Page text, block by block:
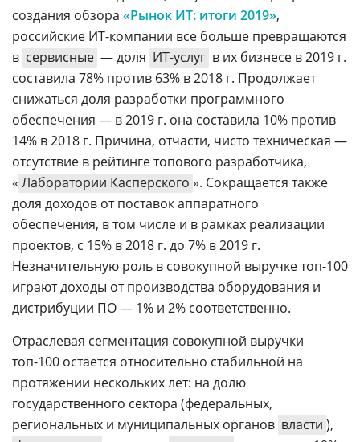
создания обзора «Рынок ИТ: итоги 2019»,
российские ИТ-компании все больше превращаются
в сервисные — доля ИТ-услуг в их бизнесе в 2019 г.
составила 78% против 63% в 2018 г. Продолжает
снижаться доля разработки программного
обеспечения — в 2019 г. она составила 10% против
14% в 2018 г. Причина, отчасти, чисто техническая —
отсутствие в рейтинге топового разработчика,
« Лаборатории Касперского ». Сокращается также
доля доходов от поставок аппаратного
обеспечения, в том числе и в рамках реализации
проектов, с 15% в 2018 г. до 7% в 2019 г.
Незначительную роль в совокупной выручке топ-100
играют доходы от производства оборудования и
дистрибуции ПО — 1% и 2% соответственно.
Отраслевая сегментация совокупной выручки
топ-100 остается относительно стабильной на
протяжении нескольких лет: на долю
государственного сектора (федеральных,
региональных и муниципальных органов власти ),